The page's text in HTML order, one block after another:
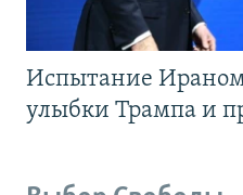
Испытание
улыбки Трампа и